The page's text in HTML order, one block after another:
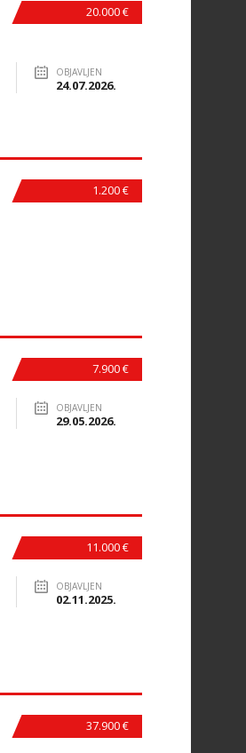
20.000 €
OBJAVLJEN
24.07.2026.
1.200 €
7.900 €
OBJAVLJEN
29.05.2026.
11.000 €
OBJAVLJEN
02.11.2025.
37.900 €